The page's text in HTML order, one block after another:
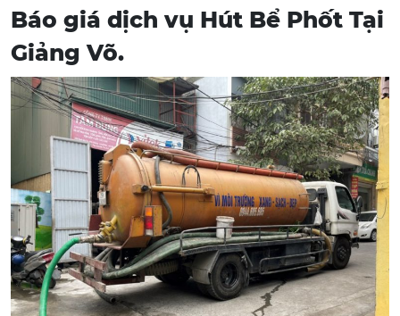
Báo giá dịch vụ Hút Bể Phốt Tại
Giảng Võ.